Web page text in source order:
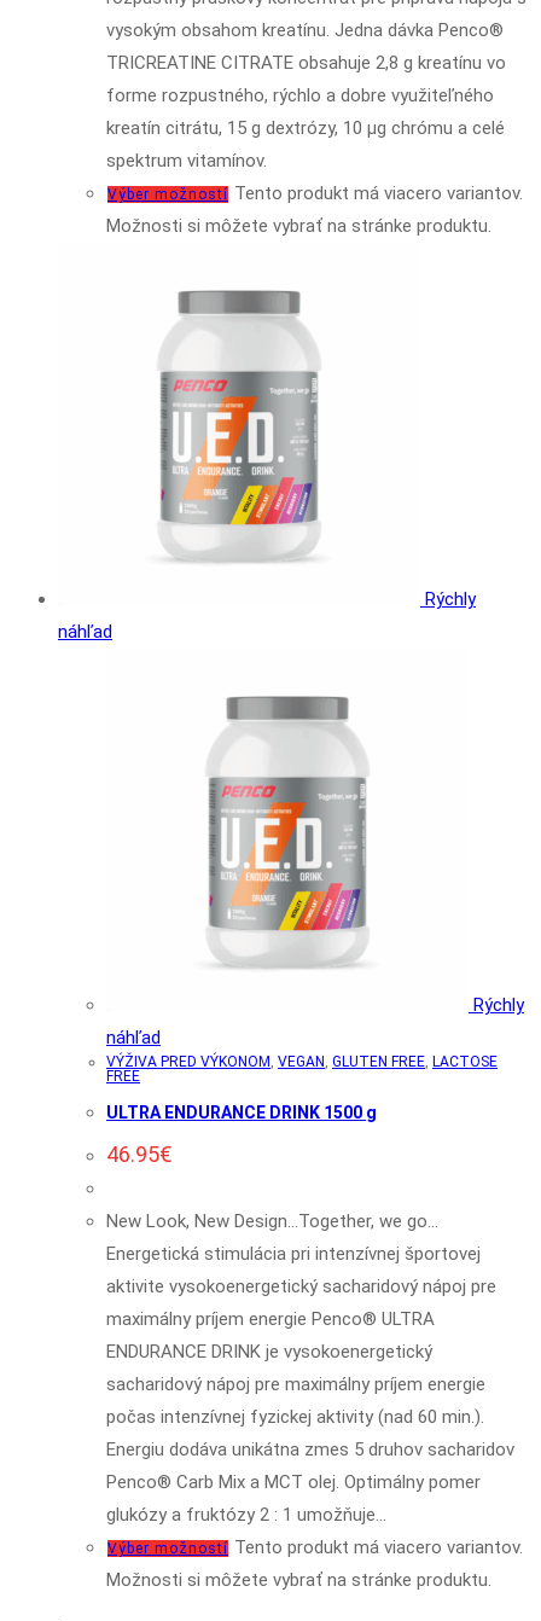
vysokým obsahom kreatínu. Jedna dávka Penco®
TRICREATINE CITRATE obsahuje 2,8 g kreatínu vo
forme rozpustného, rýchlo a dobre využiteľného
kreatín citrátu, 15 g dextrózy, 10 µg chrómu a celé
spektrum vitamínov.
Výber možností Tento produkt má viacero variantov.
Možnosti si môžete vybrať na stránke produktu.
Rýchly
náhľad
Rýchly
náhľad
VÝŽIVA PRED VÝKONOM, VEGAN, GLUTEN FREE, LACTOSE
FREE
ULTRA ENDURANCE DRINK 1500 g
46.95€
New Look, New Design...Together, we go...
Energetická stimulácia pri intenzívnej športovej
aktivite vysokoenergetický sacharidový nápoj pre
maximálny príjem energie Penco® ULTRA
ENDURANCE DRINK je vysokoenergetický
sacharidový nápoj pre maximálny príjem energie
počas intenzívnej fyzickej aktivity (nad 60 min.).
Energiu dodáva unikátna zmes 5 druhov sacharidov
Penco® Carb Mix a MCT olej. Optimálny pomer
glukózy a fruktózy 2 : 1 umožňuje…
Výber možností Tento produkt má viacero variantov.
Možnosti si môžete vybrať na stránke produktu.